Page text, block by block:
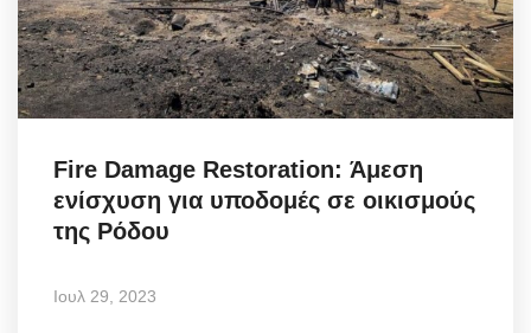
Fire Damage Restoration: Άμεση
ενίσχυση για υποδομές σε οικισμούς
της Ρόδου
Ιουλ 29, 2023